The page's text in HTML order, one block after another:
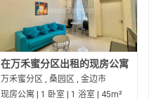
在万禾蜜分区出租的现房公寓
万禾蜜分区 , 桑园区 , 金边市
现房公寓 | 1 卧室 | 1 浴室 | 45m²